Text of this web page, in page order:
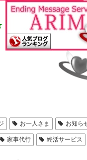
お一人さま お知ら
家事代行 終活サービス